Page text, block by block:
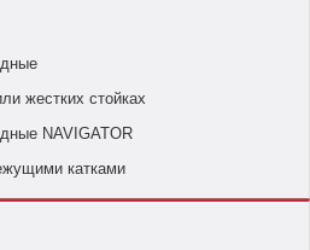
жестких стойках
NAVIGATOR
катками